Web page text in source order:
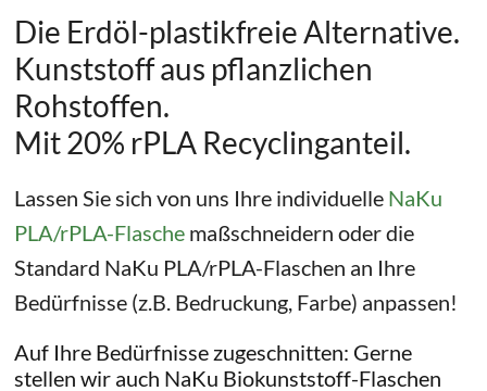
Die Erdöl-plastikfreie Alternative.
Kunststoff aus pflanzlichen
Rohstoffen.
Mit 20% rPLA Recyclinganteil.
Lassen Sie sich von uns Ihre individuelle NaKu
PLA/rPLA-Flasche maßschneidern oder die
Standard NaKu PLA/rPLA-Flaschen an Ihre
Bedürfnisse (z.B. Bedruckung, Farbe) anpassen!
Auf Ihre Bedürfnisse zugeschnitten: Gerne
stellen wir auch NaKu Biokunststoff-Flaschen